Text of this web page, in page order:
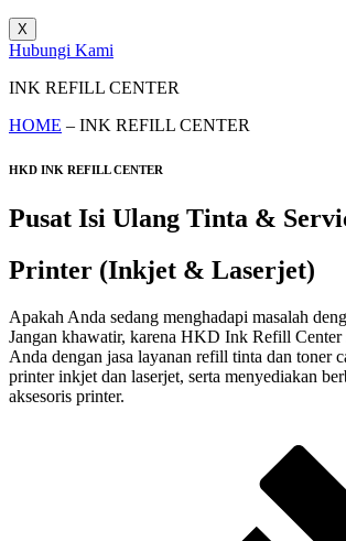
X
Hubungi Kami
INK REFILL CENTER
HOME – INK REFILL CENTER
HKD INK REFILL CENTER
Pusat Isi Ulang Tinta &
Printer (Inkjet & Laserjet)
Apakah Anda sedang menghadapi masalah
Jangan khawatir, karena HKD Ink Refill Center
Anda dengan jasa layanan refill tinta dan toner
printer inkjet dan laserjet, serta menyediakan
aksesoris printer.